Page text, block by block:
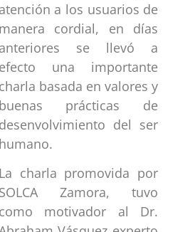
atención a los usuarios de
manera cordial, en días
anteriores se llevó a
efecto una importante
charla basada en valores y
buenas prácticas de
desenvolvimiento del ser
humano.
La charla promovida por
SOLCA Zamora, tuvo
como motivador al Dr.